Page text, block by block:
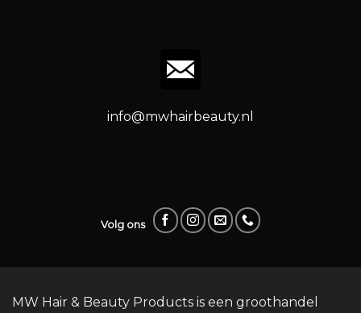
info@mwhairbeauty.nl
Volg ons
MW Hair & Beauty Products is een groothandel